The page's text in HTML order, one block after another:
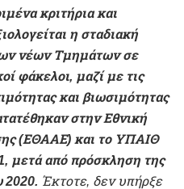
κριτήρια και
η σταδιακή
νέων Τμημάτων σε
φάκελοι, μαζί με τις
και βιωσιμότητας
στην Εθνική
(ΕΘΑΑΕ) και το ΥΠΑΙΘ
μετά από πρόσκληση της
2020. Έκτοτε, δεν υπήρξε